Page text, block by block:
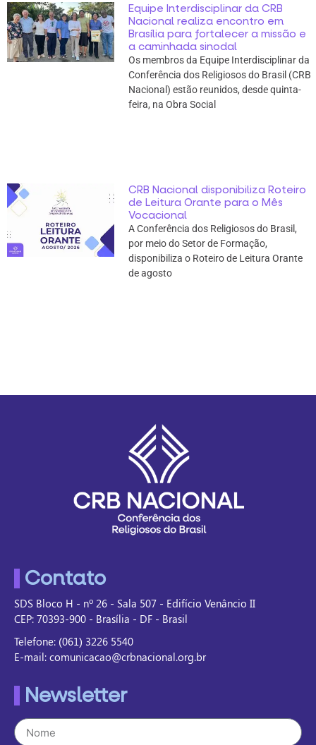
Equipe Interdisciplinar da CRB
Nacional realiza encontro em
Brasília para fortalecer a missão e
a caminhada sinodal
Os membros da Equipe Interdisciplinar da
Conferência dos Religiosos do Brasil (CRB
Nacional) estão reunidos, desde quinta-
feira, na Obra Social
CRB Nacional disponibiliza Roteiro
de Leitura Orante para o Mês
Vocacional
A Conferência dos Religiosos do Brasil,
por meio do Setor de Formação,
disponibiliza o Roteiro de Leitura Orante
de agosto
Contato
SDS Bloco H - nº 26 - Sala 507 - Edifício Venâncio II
CEP: 70393-900 - Brasília - DF - Brasil
Telefone: (061) 3226 5540
E-mail: comunicacao@crbnacional.org.br
Newsletter